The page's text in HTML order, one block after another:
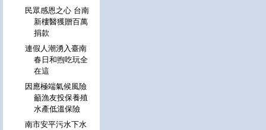
民眾感恩之心 台南
新樓醫獲贈百萬
捐款
連假人潮湧入臺南
春日和煦吃玩全
在這
因應極端氣候風險
籲漁友投保養殖
水產低溫保險
南市安平污水下水